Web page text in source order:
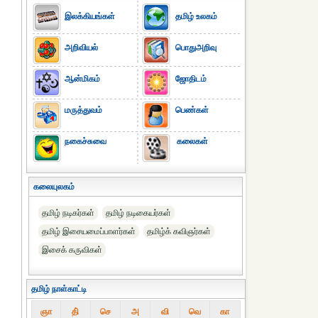
இலக்கியங்கள்
அறிவியல்
ஆன்மிகம்
மருத்துவம்
நகைச்சுவை
தமிழ் உலகம்
பொதுஅறிவு
ஜோதிடம்
பெண்கள்
கலைகள்
கலையுலகம்
தமிழ் நடிகர்கள்
தமிழ் நடிகையர்கள்
தமிழ் இசையமைப்பாளர்கள்
தமிழ்க் கவிஞர்கள்
இசைக் கருவிகள்
தமிழ் நாள்காட்டி
ஞா தி் செ அ வி வெ கா